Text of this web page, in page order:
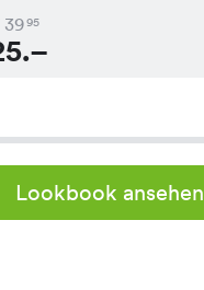
3995
Lookbook ansehen